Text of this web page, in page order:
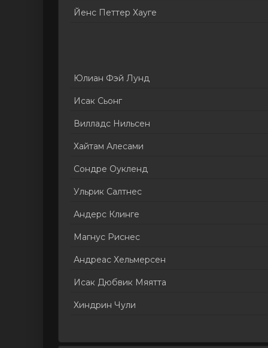
Йенс Петтер Хауге
Юлиан Фэй Лунд
Исак Сьонг
Вилладс Нильсен
Хайтам Алесами
Сондре Оукленд
Ульрик Салтнес
Андерс Клинге
Магнус Риснес
Андреас Хельмерсен
Исак Дюбвик Мяятта
Хиндрин Чули